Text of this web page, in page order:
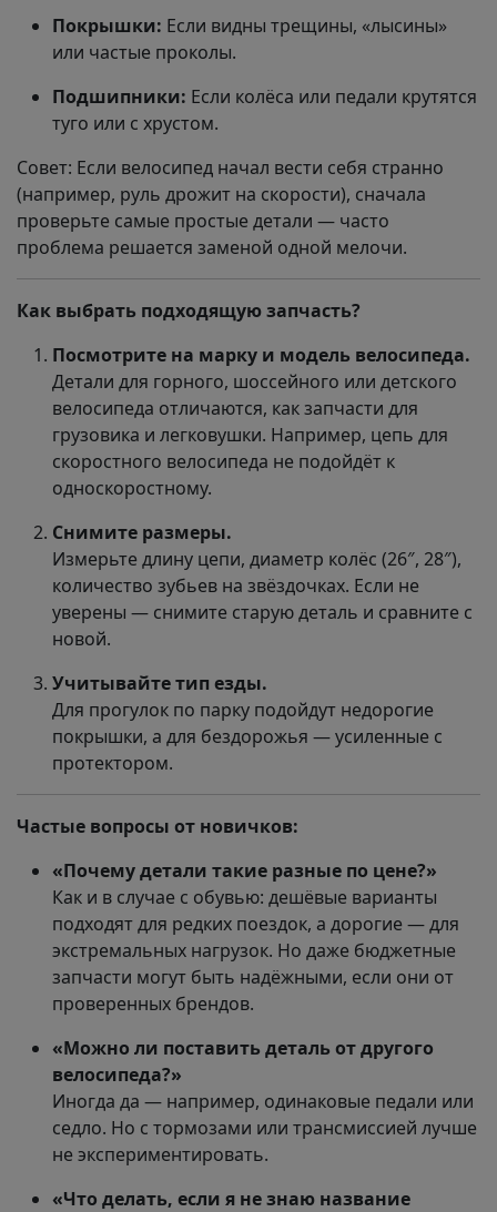
Покрышки: Если видны трещины, «лысины»
или частые проколы.
Подшипники: Если колёса или педали крутятся
туго или с хрустом.
Совет: Если велосипед начал вести себя странно
(например, руль дрожит на скорости), сначала
проверьте самые простые детали — часто
проблема решается заменой одной мелочи.
Как выбрать подходящую запчасть?
Посмотрите на марку и модель велосипеда.
Детали для горного, шоссейного или детского
велосипеда отличаются, как запчасти для
грузовика и легковушки. Например, цепь для
скоростного велосипеда не подойдёт к
односкоростному.
Снимите размеры.
Измерьте длину цепи, диаметр колёс (26″, 28″),
количество зубьев на звёздочках. Если не
уверены — снимите старую деталь и сравните с
новой.
Учитывайте тип езды.
Для прогулок по парку подойдут недорогие
покрышки, а для бездорожья — усиленные с
протектором.
Частые вопросы от новичков:
«Почему детали такие разные по цене?»
Как и в случае с обувью: дешёвые варианты
подходят для редких поездок, а дорогие — для
экстремальных нагрузок. Но даже бюджетные
запчасти могут быть надёжными, если они от
проверенных брендов.
«Можно ли поставить деталь от другого
велосипеда?»
Иногда да — например, одинаковые педали или
седло. Но с тормозами или трансмиссией лучше
не экспериментировать.
«Что делать, если я не знаю название